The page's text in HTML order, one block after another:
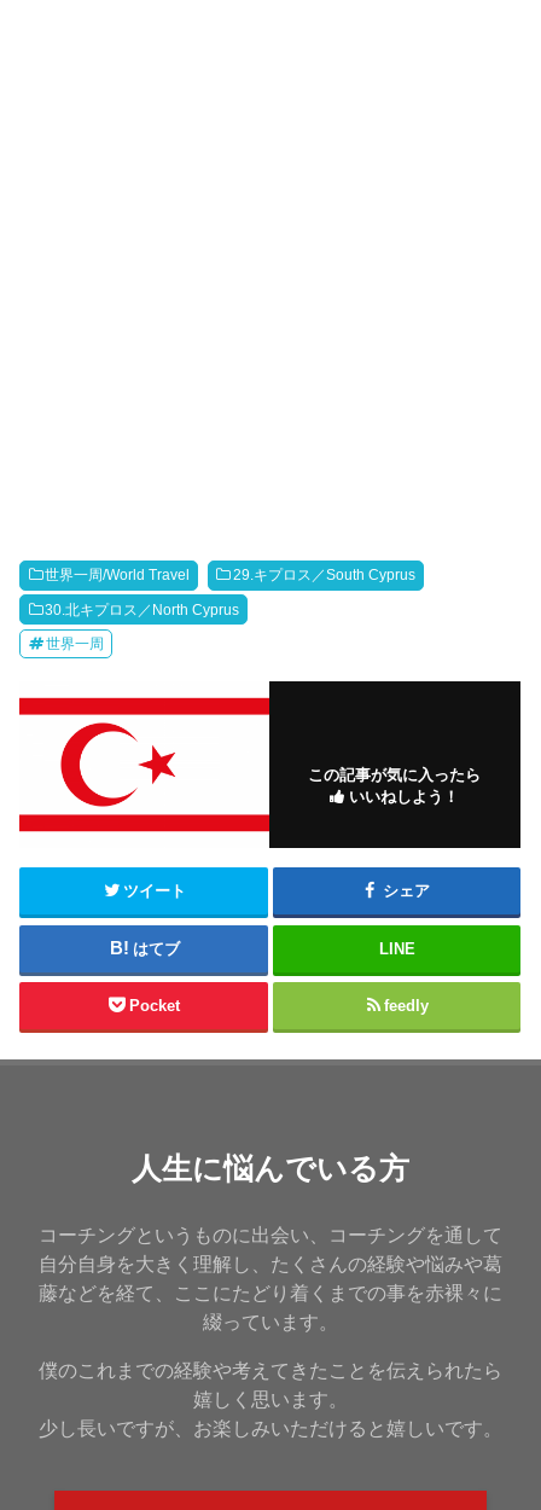
世界一周/World Travel 29.キプロス／South Cyprus
30.北キプロス／North Cyprus
世界一周
この記事が気に入ったら
いいねしよう！
ツイート シェア
はてブ LINE
Pocket feedly
人生に悩んでいる方
コーチングというものに出会い、コーチングを通して
自分自身を大きく理解し、たくさんの経験や悩みや葛
藤などを経て、ここにたどり着くまでの事を赤裸々に
綴っています。
僕のこれまでの経験や考えてきたことを伝えられたら
嬉しく思います。
少し長いですが、お楽しみいただけると嬉しいです。